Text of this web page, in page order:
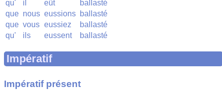
qu'
il eût
ballasté
que nous eussions ballasté
que vous eussiez
ballasté
qu'
ils eussent ballasté
Impératif
Impératif présent